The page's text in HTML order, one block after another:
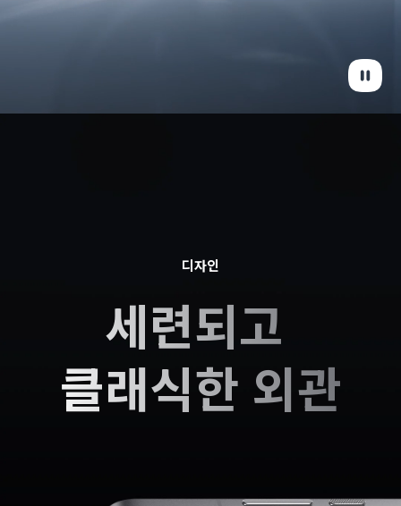
디자인
세련되고
클래식한 외관